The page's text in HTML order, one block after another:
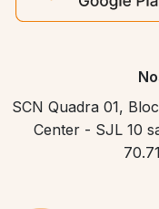
SCN Quadra 01,
Center - SJL 10